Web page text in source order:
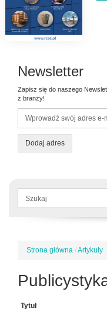
Newsletter
Zapisz się do naszego
z branży!
Dodaj adres
Formularz
Jesteś
Strona główna /Artykuły
Tytuł